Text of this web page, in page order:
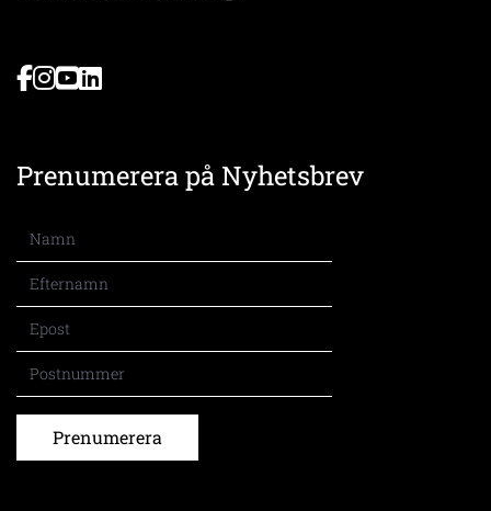
Prenumerera på Nyhetsbrev
Prenumerera